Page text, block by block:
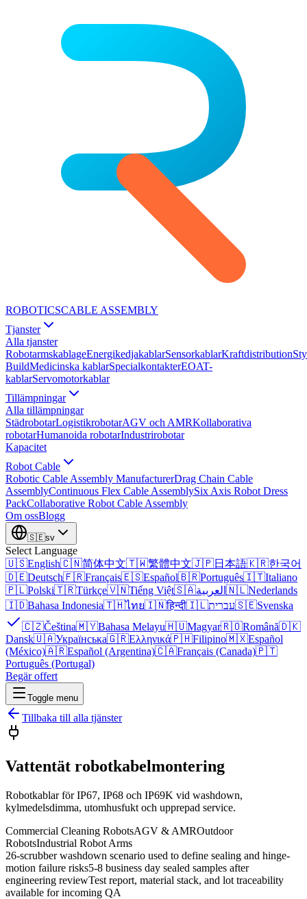
ROBOTICSCABLE ASSEMBLY
Tjanster
Alla tjanster
RobotarmskablageEnergikedjakablarSensorkablarKraftdistribution
BuildMedicinska kablarSpecialkontakterEOAT-
kablarServomotorkablar
Tillämpningar
Alla tillämpningar
StädrobotarLogistikrobotarAGV och AMRKollaborativa
robotarHumanoida robotarIndustrirobotar
Kapacitet
Robot Cable
Robotic Cable Assembly ManufacturerDrag Chain Cable
AssemblyContinuous Flex Cable AssemblySix Axis Robot Dress
PackCollaborative Robot Cable Assembly
Om ossBlogg
🇸🇪sv
Select Language
🇺🇸English🇨🇳简体中文🇹🇼繁體中文🇯🇵日本語🇰🇷한국어
🇩🇪Deutsch🇫🇷Français🇪🇸Español🇧🇷Português🇮🇹Italiano
🇵🇱Polski🇹🇷Türkçe🇻🇳Tiếng Việt🇸🇦العربية 🇳🇱Nederlands
🇮🇩Bahasa Indonesia🇹🇭ไทย🇮🇳हिन्दी🇮🇱עברית🇸🇪Svenska
🇨🇿Čeština🇲🇾Bahasa Melayu🇭🇺Magyar🇷🇴Română🇩🇰
Dansk🇺🇦Українська🇬🇷Ελληνικά🇵🇭Filipino🇲🇽Español
(México)🇦🇷Español (Argentina)🇨🇦Français (Canada)🇵🇹
Português (Portugal)
Begär offert
Toggle menu
Tillbaka till alla tjänster
Vattentät robotkabelmontering
Robotkablar för IP67, IP68 och IP69K vid washdown,
kylmedelsdimma, utomhusfukt och upprepad service.
Commercial Cleaning RobotsAGV & AMROutdoor
RobotsIndustrial Robot Arms
26-scrubber washdown scenario used to define sealing and hinge-
motion failure risks5-8 business day sealed samples after
engineering reviewTest report, material stack, and lot traceability
available for incoming QA